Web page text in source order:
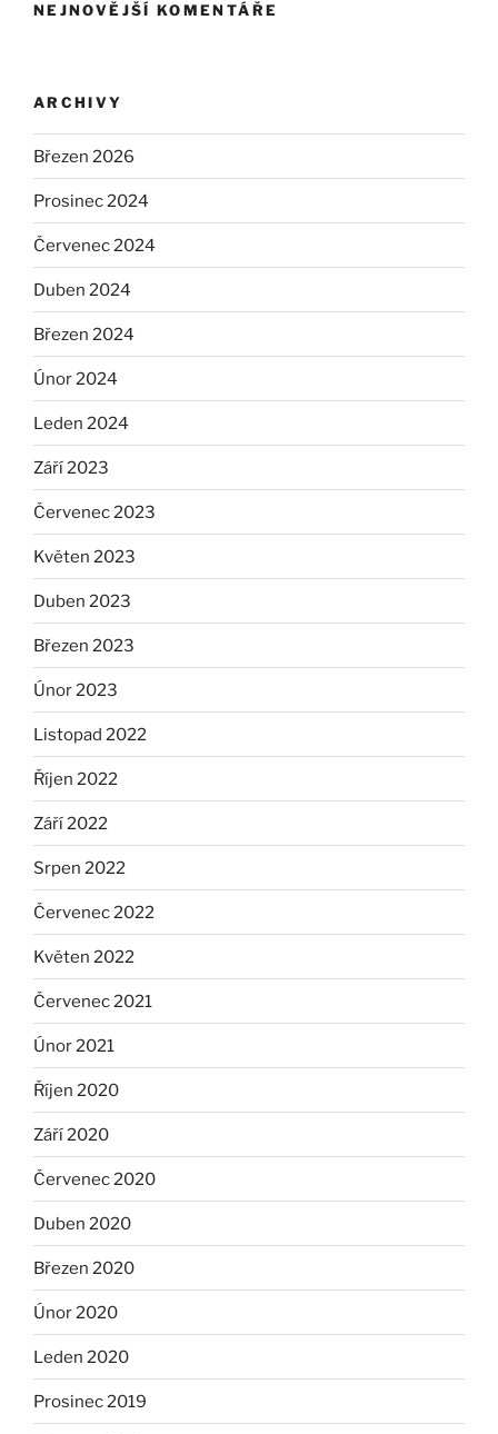
NEJNOVĚJŠÍ KOMENTÁŘE
ARCHIVY
Březen 2026
Prosinec 2024
Červenec 2024
Duben 2024
Březen 2024
Únor 2024
Leden 2024
Září 2023
Červenec 2023
Květen 2023
Duben 2023
Březen 2023
Únor 2023
Listopad 2022
Říjen 2022
Září 2022
Srpen 2022
Červenec 2022
Květen 2022
Červenec 2021
Únor 2021
Říjen 2020
Září 2020
Červenec 2020
Duben 2020
Březen 2020
Únor 2020
Leden 2020
Prosinec 2019